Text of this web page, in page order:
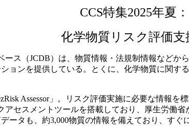
CCS特集2025年夏
化学物質リスク評価
ース（JCDB）は、物質情報・法規制情報など
ョンを提供している。とくに、化学物質に関
Assessor」。リスク評価実施に必要な情報
アセスメントツールを搭載しており、厚生労働
ータも、約3,000物質の情報を備えており、す